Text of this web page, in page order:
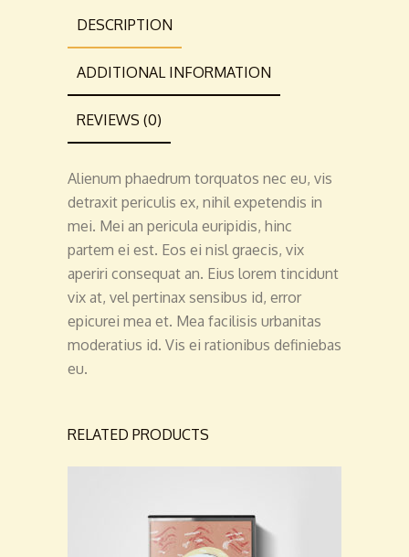
DESCRIPTION
ADDITIONAL INFORMATION
REVIEWS (0)
Alienum phaedrum torquatos nec eu, vis
detraxit periculis ex, nihil expetendis in
mei. Mei an pericula euripidis, hinc
partem ei est. Eos ei nisl graecis, vix
aperiri consequat an. Eius lorem tincidunt
vix at, vel pertinax sensibus id, error
epicurei mea et. Mea facilisis urbanitas
moderatius id. Vis ei rationibus definiebas
eu.
RELATED PRODUCTS